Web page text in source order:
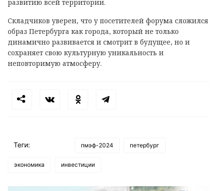
развитию всей территории.
Складчиков уверен, что у посетителей форума сложился
образ Петербурга как города, который не только
динамично развивается и смотрит в будущее, но и
сохраняет свою культурную уникальность и
неповторимую атмосферу.
Теги: пмэф-2024 петербург
экономика инвестиции